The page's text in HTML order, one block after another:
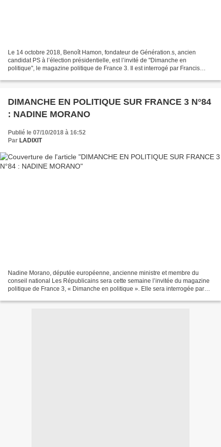
Le 14 octobre 2018, Benoît Hamon, fondateur de Génération.s, ancien
candidat PS à l’élection présidentielle, est l’invité de "Dimanche en
politique", le magazine politique de France 3. Il est interrogé par Francis
DIMANCHE EN POLITIQUE SUR FRANCE 3 N°84
: NADINE MORANO
Publié le 07/10/2018 à 16:52
Par LADIXIT
Nadine Morano, députée européenne, ancienne ministre et membre du
conseil national Les Républicains sera cette semaine l’invitée du magazine
politique de France 3, « Dimanche en politique ». Elle sera interrogée par